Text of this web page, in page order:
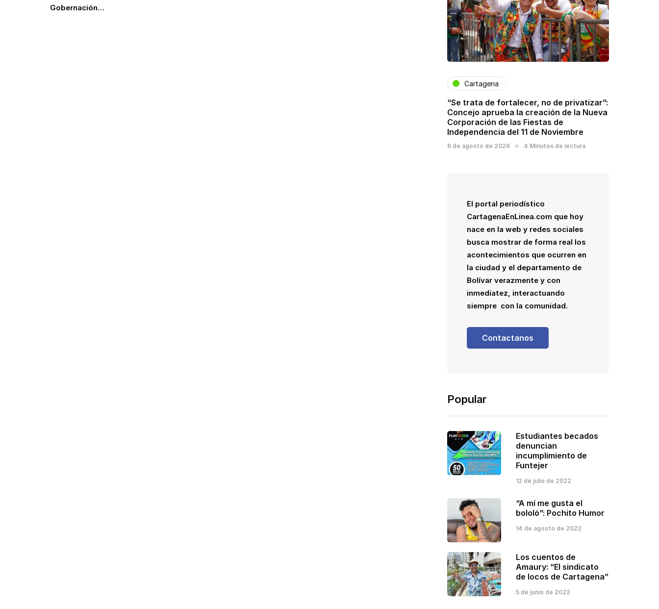
Gobernación…
Cartagena
“Se trata de fortalecer, no de privatizar”:
Concejo aprueba la creación de la Nueva
Corporación de las Fiestas de
Independencia del 11 de Noviembre
6 de agosto de 2026 4 Minutos de lectura
El portal periodístico
CartagenaEnLinea.com que hoy
nace en la web y redes sociales
busca mostrar de forma real los
acontecimientos que ocurren en
la ciudad y el departamento de
Bolívar verazmente y con
inmediatez, interactuando
siempre con la comunidad.
Contactanos
Popular
Estudiantes becados
denuncian
incumplimiento de
Funtejer
12 de julio de 2022
“A mí me gusta el
bololó”: Pochito Humor
14 de agosto de 2022
Los cuentos de
Amaury: “El sindicato
de locos de Cartagena”
5 de junio de 2022